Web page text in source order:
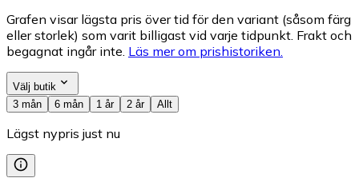
Grafen visar lägsta pris över tid för den variant (såsom färg
eller storlek) som varit billigast vid varje tidpunkt. Frakt och
begagnat ingår inte. Läs mer om prishistoriken.
Välj butik
3 mån
6 mån 1 år 2 år Allt
Lägst nypris just nu